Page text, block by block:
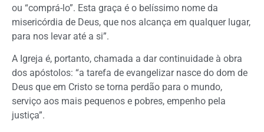
ou “comprá-lo”. Esta graça é o belíssimo nome da
misericórdia de Deus, que nos alcança em qualquer lugar,
para nos levar até a si”.
A Igreja é, portanto, chamada a dar continuidade à obra
dos apóstolos: “a tarefa de evangelizar nasce do dom de
Deus que em Cristo se torna perdão para o mundo,
serviço aos mais pequenos e pobres, empenho pela
justiça”.